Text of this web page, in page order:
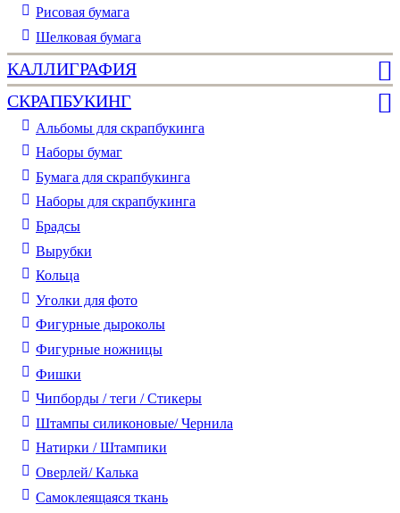
Рисовая бумага
Шелковая бумага
КАЛЛИГРАФИЯ
СКРАПБУКИНГ
Альбомы для скрапбукинга
Наборы бумаг
Бумага для скрапбукинга
Наборы для скрапбукинга
Брадсы
Вырубки
Кольца
Уголки для фото
Фигурные дыроколы
Фигурные ножницы
Фишки
Чипборды / теги / Стикеры
Штампы силиконовые/ Чернила
Натирки / Штампики
Оверлей/ Калька
Самоклеящаяся ткань